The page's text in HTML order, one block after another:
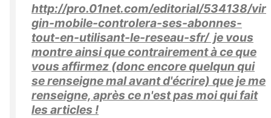
http://pro.01net.com/editorial/534138/vir
gin-mobile-controlera-ses-abonnes-
tout-en-utilisant-le-reseau-sfr/ je vous
montre ainsi que contrairement à ce que
vous affirmez (donc encore quelqun qui
se renseigne mal avant d'écrire) que je me
renseigne, après ce n'est pas moi qui fait
les articles !